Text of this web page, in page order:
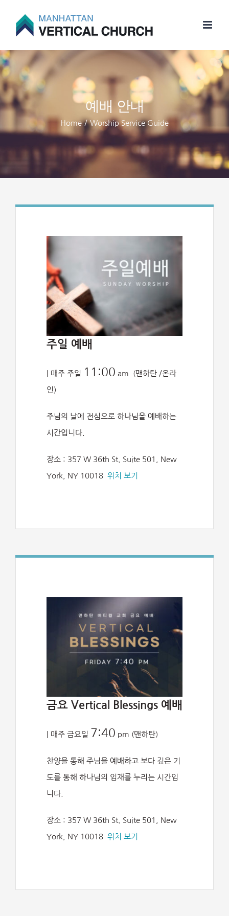
예배 안내
Home / Worship Service Guide
주일 예배
| 매주 주일 11:00 am (맨하탄 /온라
인)
주님의 날에 전심으로 하나님을 예배하는
시간입니다.
장소 : 357 W 36th St. Suite 501, New
York, NY 10018 위치 보기
금요 Vertical Blessings 예배
| 매주 금요일 7:40 pm (맨하탄)
찬양을 통해 주님을 예배하고 보다 깊은 기
도를 통해 하나님의 임재를 누리는 시간입
니다.
장소 : 357 W 36th St. Suite 501, New
York, NY 10018 위치 보기